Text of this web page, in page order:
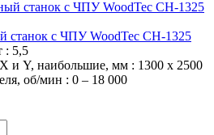
станок с ЧПУ WoodTec CH-1325
: 5,5
и Y, наибольшие, мм : 1300 х 2500
об/мин : 0 – 18 000